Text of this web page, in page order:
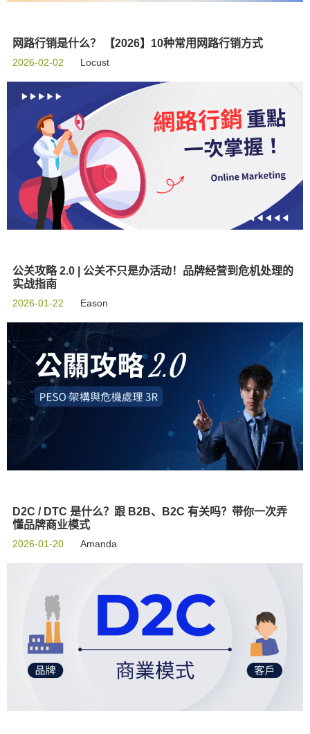
网路行销是什么？ 【2026】10种常用网路行销方式
2026-02-02 Locust
公关攻略 2.0 | 公关不只是办活动！品牌经营到危机处理的
实战指南
2026-01-22 Eason
D2C / DTC 是什么？跟 B2B、B2C 有关吗？带你一次弄
懂品牌商业模式
2026-01-20 Amanda